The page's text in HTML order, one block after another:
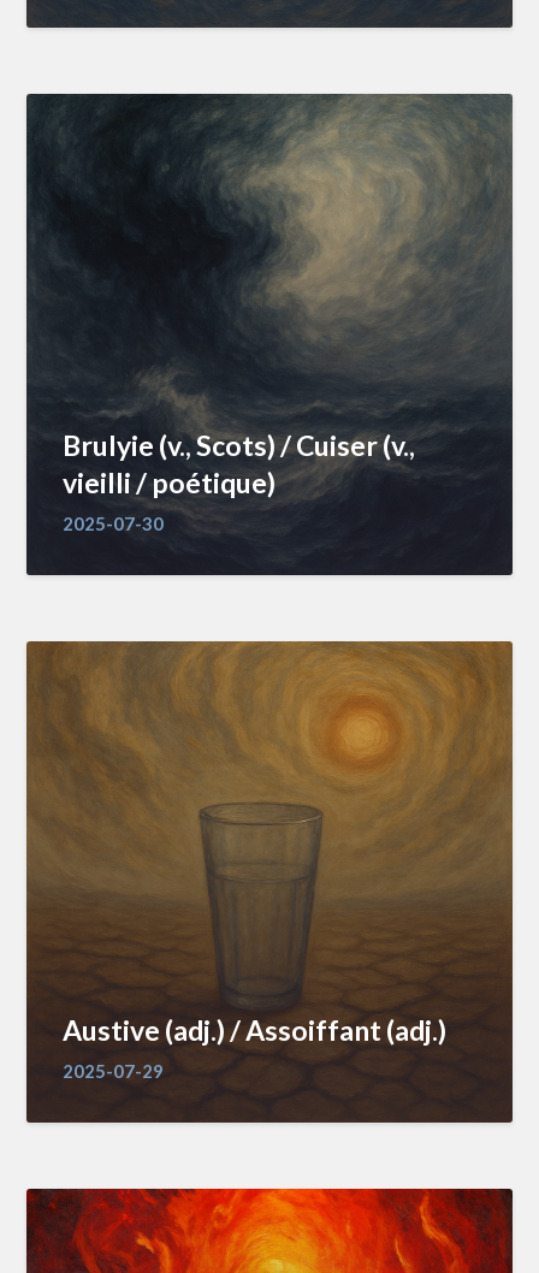
Brulyie (v., Scots) / Cuiser (v.,
vieilli / poétique)
2025-07-30
Austive (adj.) / Assoiffant (adj.)
2025-07-29